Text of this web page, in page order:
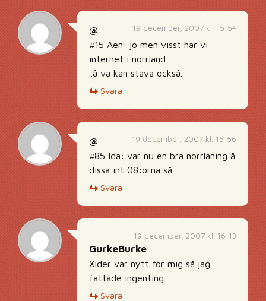
19 december, 2007 kl. 15:54
@
#15 Aen: jo men visst har vi
internet i norrland…
..å va kan stava också.
Svara
19 december, 2007 kl. 15:56
@
#85 Ida: var nu en bra norrläning å
dissa int 08:orna så
Svara
19 december, 2007 kl. 16:13
GurkeBurke
Xider var nytt för mig så jag
fattade ingenting.
Svara